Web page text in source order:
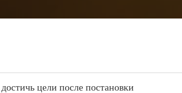
цели после постановки